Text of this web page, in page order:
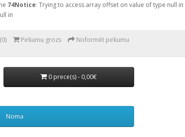
74Notice: Trying to access array offset on value of type null in
in
Pirkumu grozs Noformēt pirkumu
0 prece(s) - 0,00€
Noma